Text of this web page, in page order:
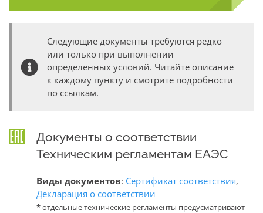
Следующие документы требуются редко
или только при выполнении
определенных условий. Читайте описание
к каждому пункту и смотрите подробности
по ссылкам.
Документы о соответствии
Техническим регламентам ЕАЭС
Виды документов: Сертификат соответствия,
Декларация о соответствии
* отдельные технические регламенты предусматривают